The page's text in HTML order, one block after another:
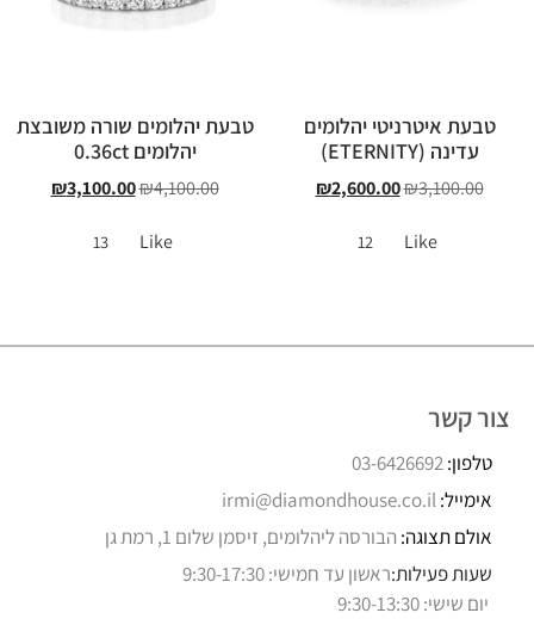
טבעת איטרניטי יהלומים
עדינה (ETERNITY)
₪3,100.00
₪2,600.00
Like
12
טבעת יהלומים שורה משובצת
יהלומים 0.36ct
₪4,100.00
₪3,100.00
Like
13
צור קשר
טלפון:03-6426692
אימייל:irmi@diamondhouse.co.il
אולם תצוגה: הבורסה ליהלומים, זיסמן שלום 1, רמת גן
שעות פעילות:ראשון עד חמישי: 9:30-17:30
יום שישי: 9:30-13:30